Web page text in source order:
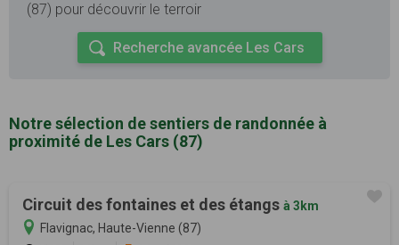
(87) pour découvrir le terroir
Recherche avancée Les Cars
Notre sélection de sentiers de randonnée à
proximité de Les Cars (87)
Circuit des fontaines et des étangs à 3km
Flavignac, Haute-Vienne (87)